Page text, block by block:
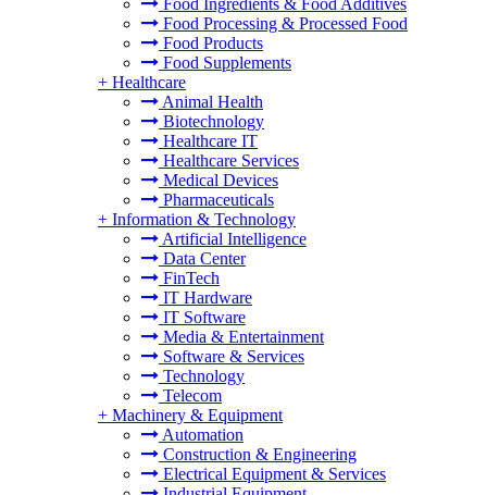
Food Ingredients & Food Additives
Food Processing & Processed Food
Food Products
Food Supplements
+ Healthcare
Animal Health
Biotechnology
Healthcare IT
Healthcare Services
Medical Devices
Pharmaceuticals
+ Information & Technology
Artificial Intelligence
Data Center
FinTech
IT Hardware
IT Software
Media & Entertainment
Software & Services
Technology
Telecom
+ Machinery & Equipment
Automation
Construction & Engineering
Electrical Equipment & Services